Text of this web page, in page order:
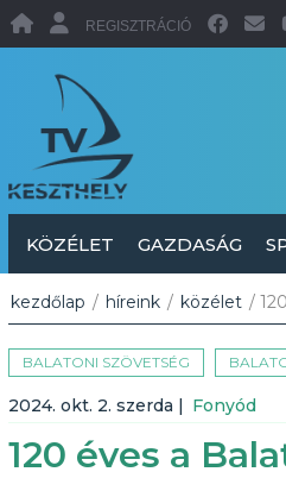
REGISZTRÁCIÓ
KÖZÉLET GAZDASÁG
kezdőlap / híreink / közélet /
BALATONI SZÖVETSÉG
2024. okt. 2. szerda | Fonyód
120 éves a